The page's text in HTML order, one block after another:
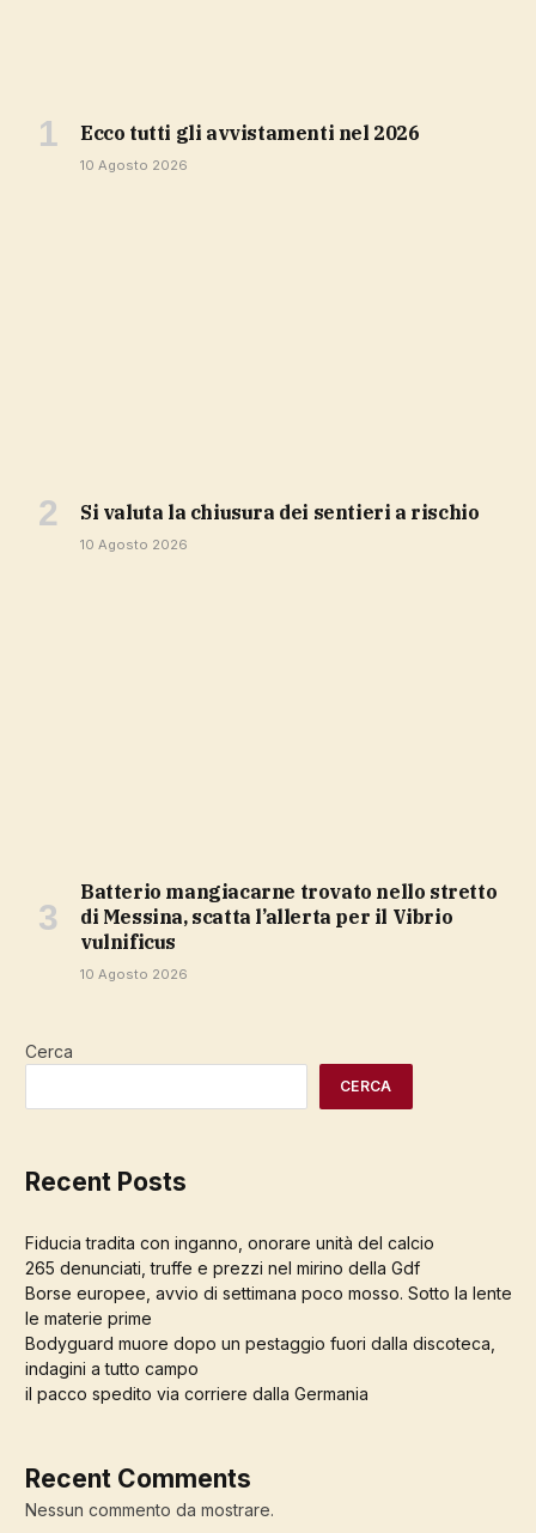
ecco tutti gli avvistamenti nel 2026
10 Agosto 2026
si valuta la chiusura dei sentieri a rischio
10 Agosto 2026
Batterio mangiacarne trovato nello stretto
di Messina, scatta l’allerta per il Vibrio
vulnificus
10 Agosto 2026
Cerca
CERCA
Recent Posts
Fiducia tradita con inganno, onorare unità del calcio
265 denunciati, truffe e prezzi nel mirino della Gdf
Borse europee, avvio di settimana poco mosso. Sotto la lente
le materie prime
Bodyguard muore dopo un pestaggio fuori dalla discoteca,
indagini a tutto campo
il pacco spedito via corriere dalla Germania
Recent Comments
Nessun commento da mostrare.